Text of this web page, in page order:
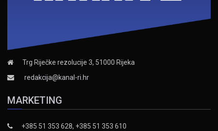
Trg Riječke rezolucije 3, 51000 Rijeka
redakcija@kanal-ri.hr
MARKETING
+385 51 353 628, +385 51 353 610